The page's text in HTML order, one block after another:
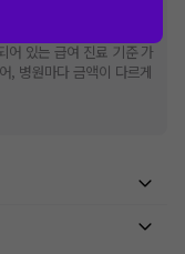
상이할 수 있으니, 정확
어 있는 급여 진료 기준 가
, 병원마다 금액이 다르게